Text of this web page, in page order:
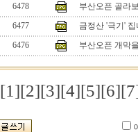
6478
부산오픈 골라
6477
금정산 '극기'
6476
부산오픈 개막
[1][2][3][4][5][6]